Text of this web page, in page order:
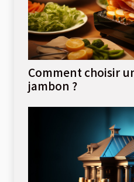
Comment choisir
jambon ?